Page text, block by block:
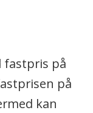
fastpris på
på
kan